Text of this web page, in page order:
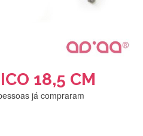
18,5 CM
já compraram